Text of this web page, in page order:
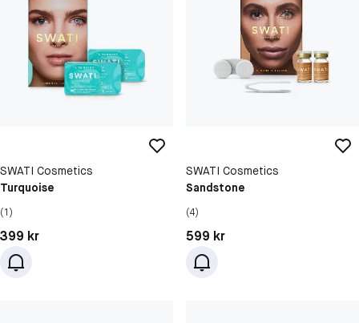
SWATI Cosmetics
Turquoise
(1)
Pris: 399 kr
399 kr
SWATI Cosmetics
Sandstone
(4)
Pris: 599 kr
599 kr